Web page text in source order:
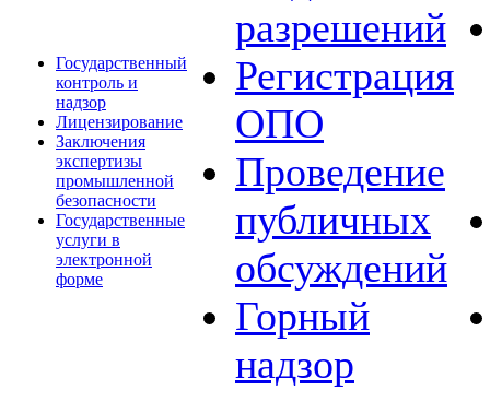
Государственный
контроль и
надзор
Лицензирование
Заключения
экспертизы
промышленной
безопасности
Государственные
услуги в
электронной
форме
разрешений
Регистрация
ОПО
Проведение
публичных
обсуждений
Горный
надзор